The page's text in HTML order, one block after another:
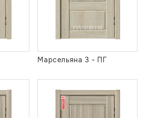
Марсельяна 3 - ПГ